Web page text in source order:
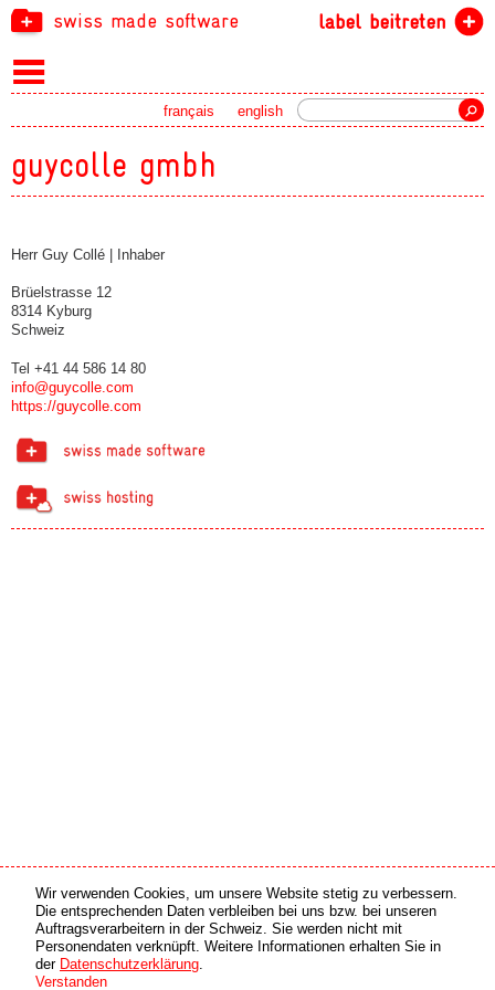
swiss made software label beitreten
english
français
guycolle gmbh
Herr Guy Collé | Inhaber
Brüelstrasse 12
8314 Kyburg
Schweiz
Tel +41 44 586 14 80
info@guycolle.com
https://guycolle.com
Medien Partner
copyright © 2026 by swiss made software gmbh, Switzerland - all rights reserved.
Online Partner
Wir verwenden Cookies, um unsere Website stetig zu verbessern.
Die entsprechenden Daten verbleiben bei uns bzw. bei unseren
Auftragsverarbeitern in der Schweiz. Sie werden nicht mit
Personendaten verknüpft. Weitere Informationen erhalten Sie in
der Datenschutzerklärung.
Verstanden